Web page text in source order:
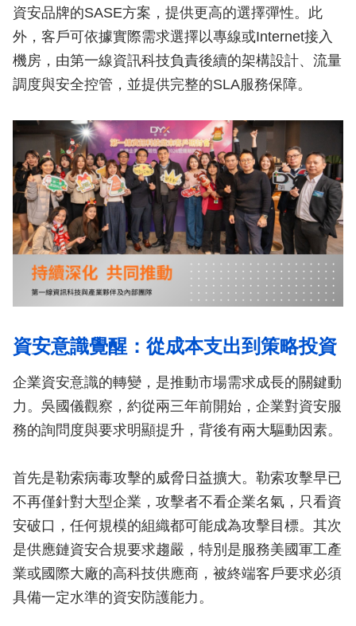
資安品牌的SASE方案，提供更高的選擇彈性。此
外，客戶可依據實際需求選擇以專線或Internet接入
機房，由第一線資訊科技負責後續的架構設計、流量
調度與安全控管，並提供完整的SLA服務保障。
資安意識覺醒：從成本支出到策略投資
企業資安意識的轉變，是推動市場需求成長的關鍵動
力。吳國儀觀察，約從兩三年前開始，企業對資安服
務的詢問度與要求明顯提升，背後有兩大驅動因素。
首先是勒索病毒攻擊的威脅日益擴大。勒索攻擊早已
不再僅針對大型企業，攻擊者不看企業名氣，只看資
安破口，任何規模的組織都可能成為攻擊目標。其次
是供應鏈資安合規要求趨嚴，特別是服務美國軍工產
業或國際大廠的高科技供應商，被終端客戶要求必須
具備一定水準的資安防護能力。